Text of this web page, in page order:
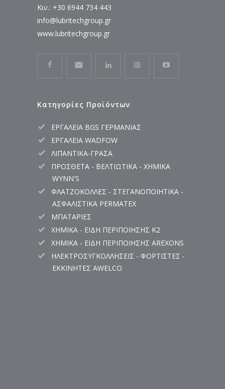
Κιν.: +30 6944 734 443
info@lubritechgroup.gr
www.lubritechgroup.gr
Κατηγορίες Προϊόντων
ΕΡΓΑΛΕΙΑ BGS ΓΕΡΜΑΝΙΑΣ
ΕΡΓΑΛΕΙΑ WADFOW
ΛΙΠΑΝΤΙΚΑ-ΓΡΑΣΑ
ΠΡΟΣΘΕΤΑ - ΒΕΛΤΙΩΤΙΚΑ - ΧΗΜΙΚΑ
WYNN'S
ΦΛΑΤΖΟΚΟΛΛΕΣ - ΣΤΕΓΑΝΟΠΟΙΗΤΙΚΑ -
ΑΣΦΑΛΙΣΤΙΚΑ PERMATEX
ΜΠΑΤΑΡΙΕΣ
ΧΗΜΙΚΑ - ΕΙΔΗ ΠΕΡΙΠΟΙΗΣΗΣ K2
ΧΗΜΙΚΑ - ΕΙΔΗ ΠΕΡΙΠΟΙΗΣΗΣ AREXONS
ΗΛΕΚΤΡΟΣΥΓΚΟΛΛΗΣΕΙΣ - ΦΟΡΤΙΣΤΕΣ -
ΕΚΚΙΝΗΤΕΣ AWELCO